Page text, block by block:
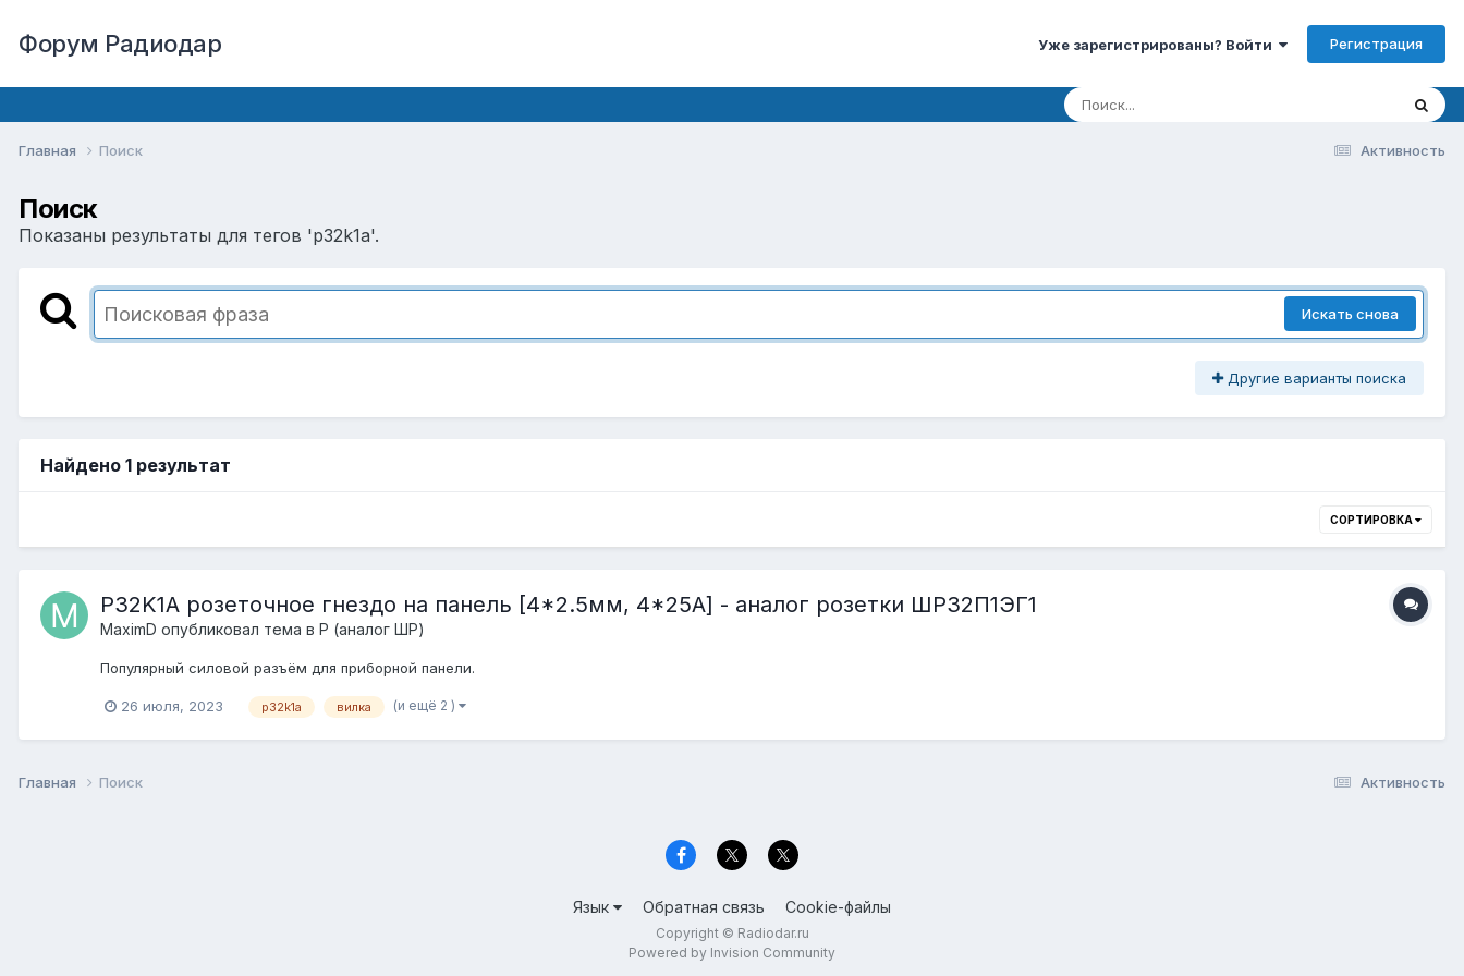
Форум Радиодар Уже зарегистрированы? Войти Регистрация
Активность
Главная Поиск
Поиск
Показаны результаты для тегов 'p32k1a'.
Искать снова
Другие варианты поиска
Найдено 1 результат
СОРТИРОВКА
P32K1A розеточное гнездо на панель [4*2.5мм, 4*25А] - аналог розетки ШР32П1ЭГ1
MaximD опубликовал тема в P (аналог ШР)
Популярный силовой разъём для приборной панели.
26 июля, 2023 p32k1a вилка (и ещё 2 )
Активность
Главная Поиск
Язык Обратная связь Cookie-файлы
Copyright © Radiodar.ru
Powered by Invision Community